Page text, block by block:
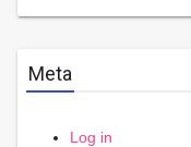
Meta
Log in